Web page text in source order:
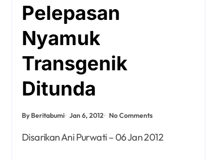
Pelepasan
Nyamuk
Transgenik
Ditunda
By Beritabumi Jan 6, 2012 No Comments
Disarikan Ani Purwati – 06 Jan 2012